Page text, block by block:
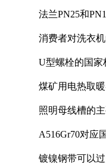
法兰PN25和
消费者对洗衣
U型螺栓的国家
煤矿用电热取
照明母线槽的
A516Gr70对应
镀镍钢带可以